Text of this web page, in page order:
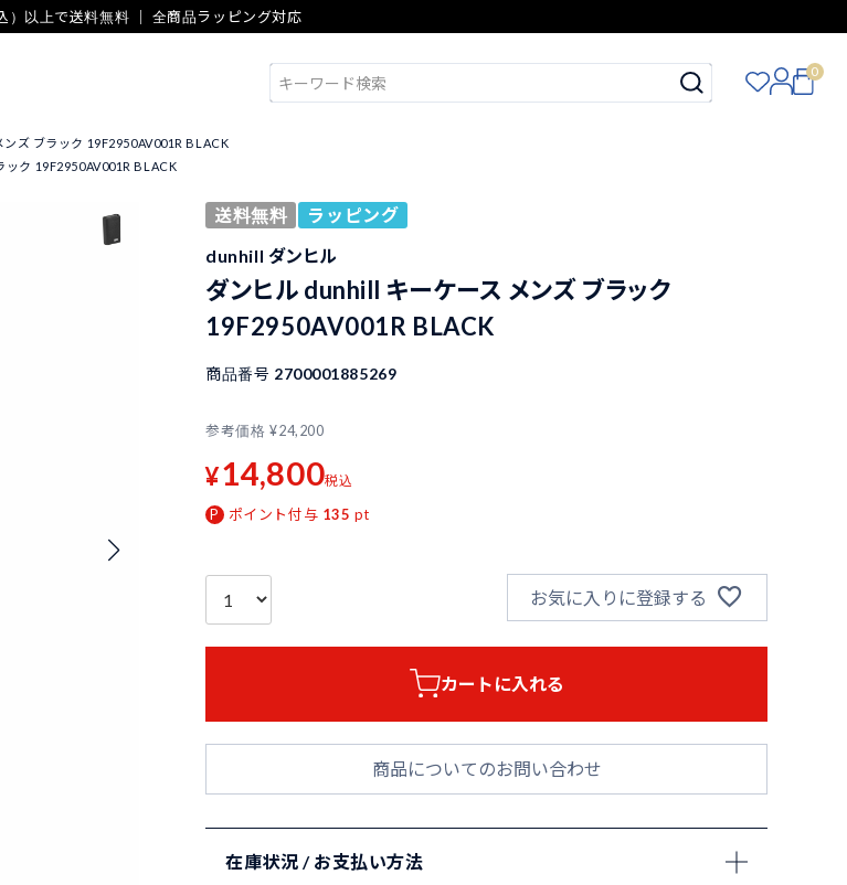
）以上で送料無料 ｜ 全商品ラッピング対応
0
ズ ブラック 19F2950AV001R BLACK
ク 19F2950AV001R BLACK
送料無料
ラッピング
dunhill ダンヒル
ダンヒル dunhill キーケース メンズ ブラック
19F2950AV001R BLACK
商品番号 2700001885269
参考価格 ¥24,200
¥14,800税込
ポイント付与 135 pt
お気に入りに登録する
カートに入れる
商品についてのお問い合わせ
在庫状況 / お支払い方法